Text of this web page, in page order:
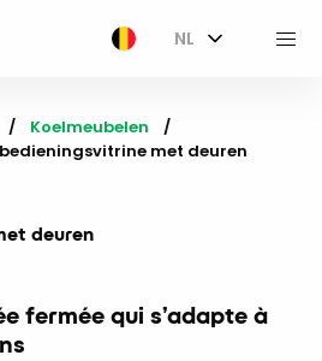
NL
Koelmeubelen
met deuren
deuren
fermée qui s’adapte à